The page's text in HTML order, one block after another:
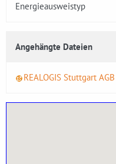
Energieausweistyp
Angehängte Dateien
REALOGIS Stuttgart AGB